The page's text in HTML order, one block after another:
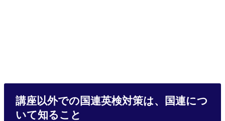
講座以外での国連英検対策は、国連につ
いて知ること